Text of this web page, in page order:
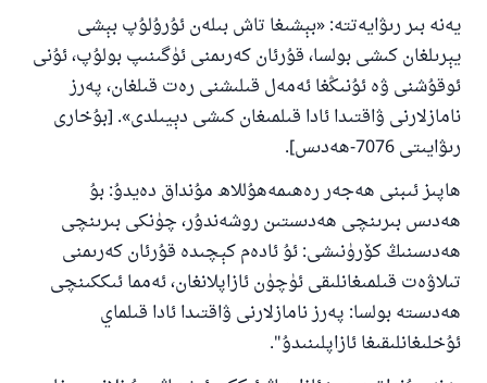
يەنە بىر رىۋايەتتە: «بېشىغا تاش بىلەن ئۇرۇلۇپ بېشى
يېرىلغان كىشى بولسا، قۇرئان كەرىمنى ئۈگىنىپ بولۇپ، ئۇنى
ئوقۇشنى ۋە ئۇنىڭغا ئەمەل قىلىشنى رەت قىلغان، پەرز
نامازلارنى ۋاقتىدا ئادا قىلمىغان كىشى دېيىلدى». [بۇخارى
رىۋايىتى 7076-ھەدىس].
ھاپىز ئىبنى ھەجەر رەھىمەھۇللاھ مۇنداق دەيدۇ: بۇ
ھەدىس بىرىنچى ھەدىستىن روشەندۇر، چۈنكى بىرىنچى
ھەدىسنىڭ كۆرۈنىشى: ئۇ ئادەم كېچىدە قۇرئان كەرىمنى
تىلاۋەت قىلمىغانلىقى ئۈچۈن ئازاپلانغان، ئەمما ئىككىنچى
ھەدىستە بولسا: پەرز نامازلارنى ۋاقتىدا ئادا قىلماي
ئۇخلىغانلىقىغا ئازاپلىنىدۇ".